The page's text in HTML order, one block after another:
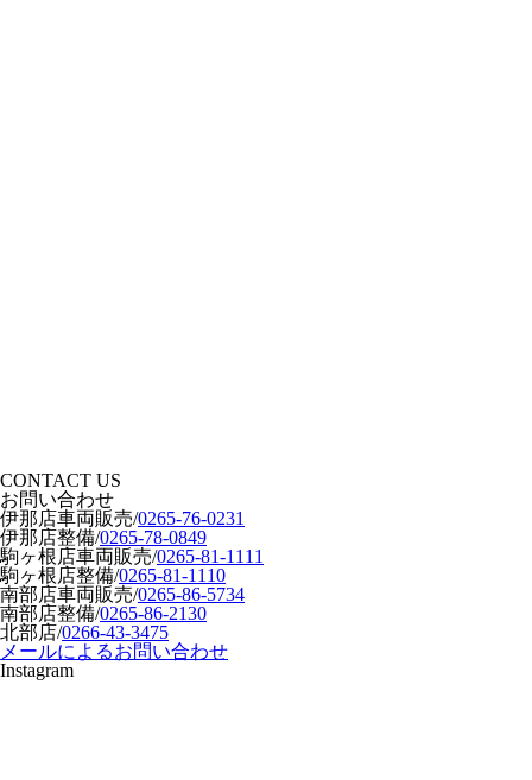
CONTACT US
お問い合わせ
伊那店車両販売/0265-76-0231
伊那店整備/0265-78-0849
駒ヶ根店車両販売/0265-81-1111
駒ヶ根店整備/0265-81-1110
南部店車両販売/0265-86-5734
南部店整備/0265-86-2130
北部店/0266-43-3475
メールによるお問い合わせ
Instagram